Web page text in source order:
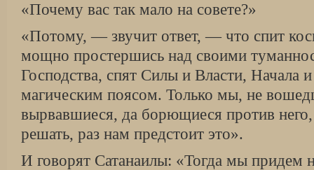
«Почему вас так мало на совете?»
«Потому, — звучит ответ, — что спит
мощно простершись над своими
Господства, спят Силы и Власти, Начала
магическим поясом. Только мы, не
вырвавшиеся, да борющиеся против
решать, раз нам предстоит это».
И говорят Сатанаилы: «Тогда мы